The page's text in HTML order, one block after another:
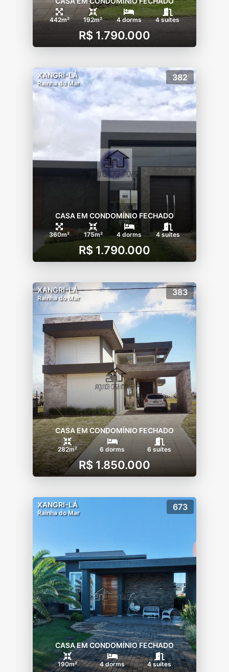
442m² 192m² 4 dorms 4 suítes
R$ 1.790.000
XANGRI-LÁ
Rainha do Mar
382
CASA EM CONDOMÍNIO FECHADO
360m² 175m² 4 dorms 4 suítes
R$ 1.790.000
XANGRI-LÁ
Rainha do Mar
383
CASA EM CONDOMÍNIO FECHADO
282m² 6 dorms 6 suítes
R$ 1.850.000
XANGRI-LÁ
Rainha do Mar
673
CASA EM CONDOMÍNIO FECHADO
190m² 4 dorms 4 suítes